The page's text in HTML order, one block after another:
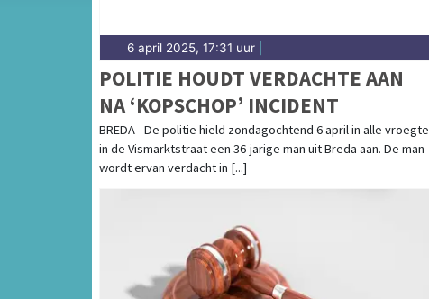
6 april 2025, 17:31 uur
POLITIE HOUDT VERDACHTE AAN
NA ‘KOPSCHOP’ INCIDENT
BREDA - De politie hield zondagochtend 6 april in alle vroegte
in de Vismarktstraat een 36-jarige man uit Breda aan. De man
wordt ervan verdacht in [...]